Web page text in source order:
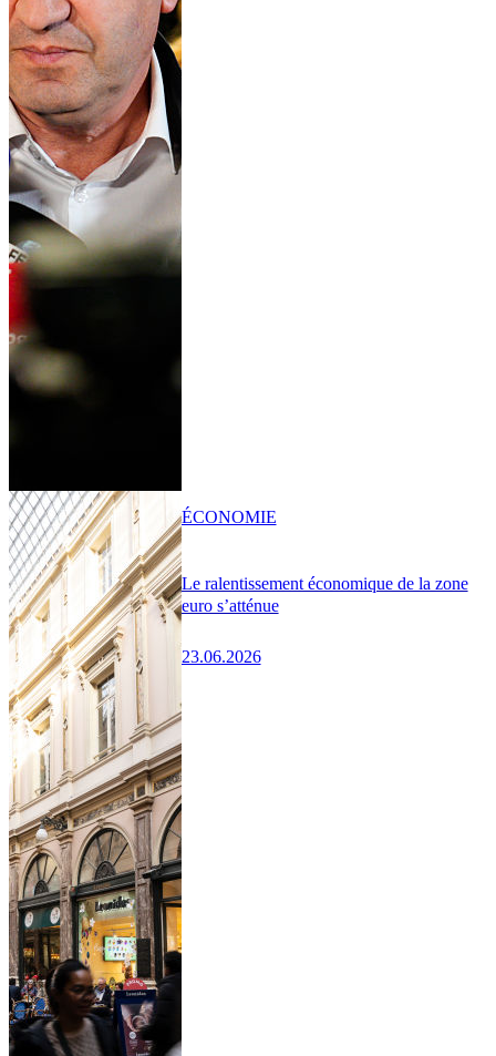
Le ralentissement économique de la zone
euro s’atténue
23.06.2026
ÉCONOMIE